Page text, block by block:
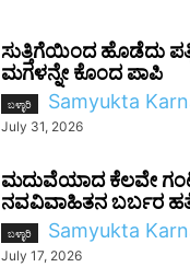
ಸುತ್ತಿಗೆಯಿಂದ ಹೊಡೆದು
ಮಗಳನ್ನೇ ಕೊಂದ ಪಾಪಿ
ಬಳ್ಳಾರಿ Samyukta
July 31, 2026
ಮದುವೆಯಾದ ಕೆಲವೇ
ನವವಿವಾಹಿತನ ಬರ್ಬರ
ಬಳ್ಳಾರಿ Samyukta
July 17, 2026